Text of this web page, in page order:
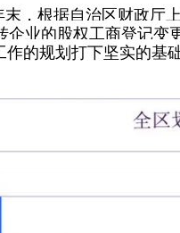
，根据自治区财政厅
企业的股权工商登记
的规划打下坚实的基础